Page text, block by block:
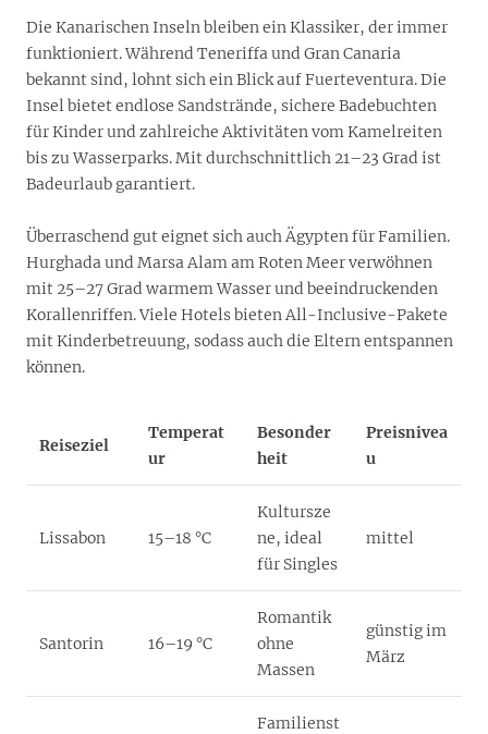
Die Kanarischen Inseln bleiben ein Klassiker, der immer
funktioniert. Während Teneriffa und Gran Canaria
bekannt sind, lohnt sich ein Blick auf Fuerteventura. Die
Insel bietet endlose Sandstrände, sichere Badebuchten
für Kinder und zahlreiche Aktivitäten vom Kamelreiten
bis zu Wasserparks. Mit durchschnittlich 21–23 Grad ist
Badeurlaub garantiert.
Überraschend gut eignet sich auch Ägypten für Familien.
Hurghada und Marsa Alam am Roten Meer verwöhnen
mit 25–27 Grad warmem Wasser und beeindruckenden
Korallenriffen. Viele Hotels bieten All-Inclusive-Pakete
mit Kinderbetreuung, sodass auch die Eltern entspannen
können.
Reiseziel
Temperat
ur
Besonder
heit
Preisnivea
u
Lissabon 15–18 °C
Kultursze
ne, ideal
für Singles
mittel
Santorin 16–19 °C
Romantik
ohne
Massen
günstig im
März
Familienst